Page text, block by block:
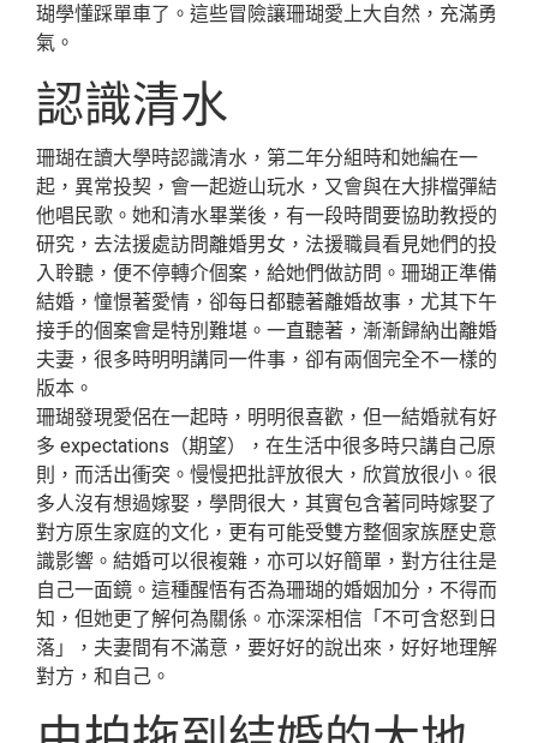
瑚學懂踩單車了。這些冒險讓珊瑚愛上大自然，充滿勇
氣。
認識清水
珊瑚在讀大學時認識清水，第二年分組時和她編在一
起，異常投契，會一起遊山玩水，又會與在大排檔彈結
他唱民歌。她和清水畢業後，有一段時間要協助教授的
研究，去法援處訪問離婚男女，法援職員看見她們的投
入聆聽，便不停轉介個案，給她們做訪問。珊瑚正準備
結婚，憧憬著愛情，卻每日都聽著離婚故事，尤其下午
接手的個案會是特別難堪。一直聽著，漸漸歸納出離婚
夫妻，很多時明明講同一件事，卻有兩個完全不一樣的
版本。
珊瑚發現愛侶在一起時，明明很喜歡，但一結婚就有好
多 expectations（期望），在生活中很多時只講自己原
則，而活出衝突。慢慢把批評放很大，欣賞放很小。很
多人沒有想過嫁娶，學問很大，其實包含著同時嫁娶了
對方原生家庭的文化，更有可能受雙方整個家族歷史意
識影響。結婚可以很複雜，亦可以好簡單，對方往往是
自己一面鏡。這種醒悟有否為珊瑚的婚姻加分，不得而
知，但她更了解何為關係。亦深深相信「不可含怒到日
落」，夫妻間有不滿意，要好好的說出來，好好地理解
對方，和自己。